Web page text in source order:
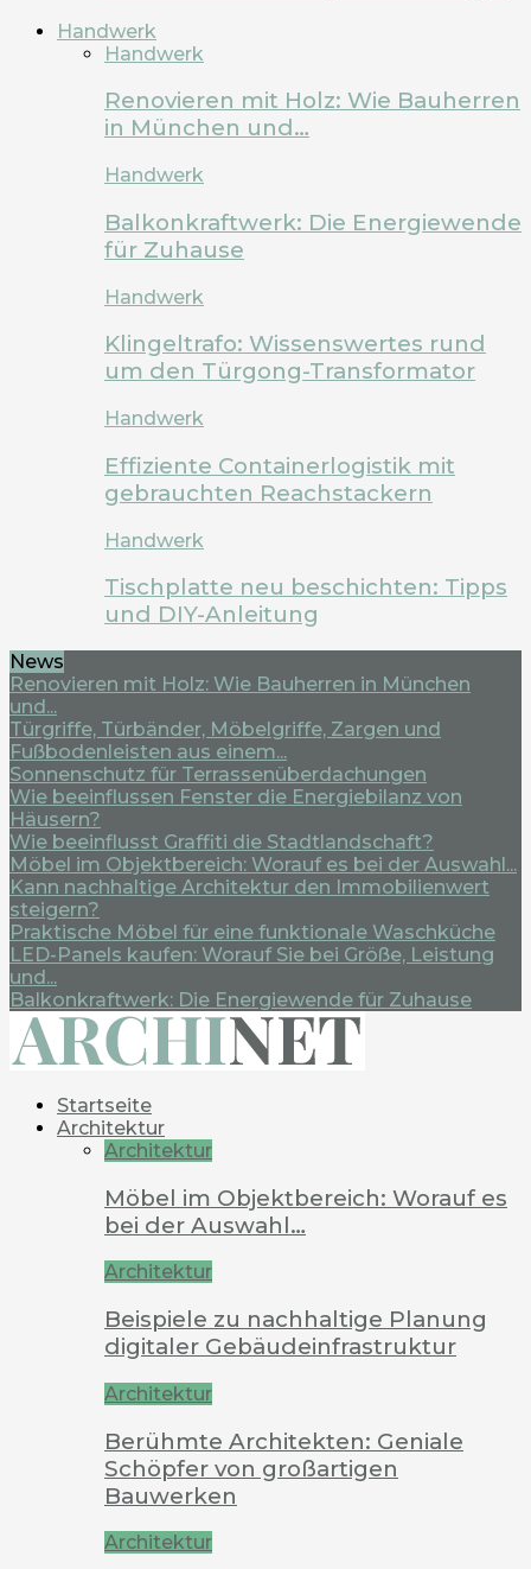
Handwerk
Handwerk
Renovieren mit Holz: Wie Bauherren
in München und…
Handwerk
Balkonkraftwerk: Die Energiewende
für Zuhause
Handwerk
Klingeltrafo: Wissenswertes rund
um den Türgong-Transformator
Handwerk
Effiziente Containerlogistik mit
gebrauchten Reachstackern
Handwerk
Tischplatte neu beschichten: Tipps
und DIY-Anleitung
News
Renovieren mit Holz: Wie Bauherren in München
und...
Türgriffe, Türbänder, Möbelgriffe, Zargen und
Fußbodenleisten aus einem...
Sonnenschutz für Terrassenüberdachungen
Wie beeinflussen Fenster die Energiebilanz von
Häusern?
Wie beeinflusst Graffiti die Stadtlandschaft?
Möbel im Objektbereich: Worauf es bei der Auswahl...
Kann nachhaltige Architektur den Immobilienwert
steigern?
Praktische Möbel für eine funktionale Waschküche
LED-Panels kaufen: Worauf Sie bei Größe, Leistung
und...
Balkonkraftwerk: Die Energiewende für Zuhause
Startseite
Architektur
Architektur
Möbel im Objektbereich: Worauf es
bei der Auswahl…
Architektur
Beispiele zu nachhaltige Planung
digitaler Gebäudeinfrastruktur
Architektur
Berühmte Architekten: Geniale
Schöpfer von großartigen
Bauwerken
Architektur